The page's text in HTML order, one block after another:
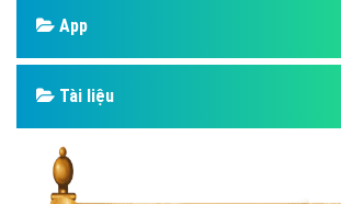
App
Tài liệu